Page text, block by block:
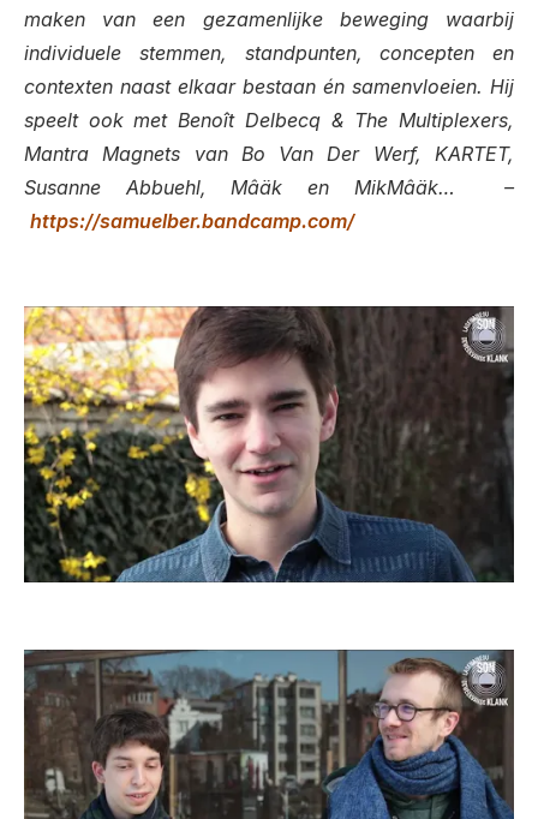
maken van een gezamenlijke beweging waarbij
individuele stemmen, standpunten, concepten en
contexten naast elkaar bestaan ​​én samenvloeien. Hij
speelt ook met Benoît Delbecq & The Multiplexers,
Mantra Magnets van Bo Van Der Werf, KARTET,
Susanne Abbuehl, Mâäk en MikMâäk… –
https://samuelber.bandcamp.com/